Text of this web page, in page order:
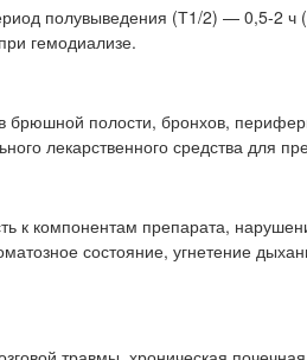
полувыведения (Т1/2) — 0,5-2 ч
гемодиализе.
полости, бронхов,
лекарственного средства для
к компонентам препарата,
состояние, угнетение